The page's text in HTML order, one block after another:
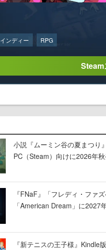
インディー RPG
Steam
小説『ムーミン谷の夏まつり
PC（Steam）向けに2026年
『FNaF』「フレディ・ファ
「American Dream」に2027
『新テニスの王子様』Kindle